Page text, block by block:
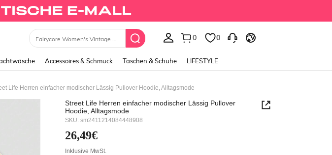
0
Accessoires & Schmuck Taschen & Schuhe LIFESTYLE
Life Herren einfacher modischer Lässig Pullover Hoodie, Alltagsmode
Street Life Herren einfacher modischer Lässig Pullover
Hoodie, Alltagsmode
SKU: sm2411214084448908
26,49€
Inklusive MwSt.